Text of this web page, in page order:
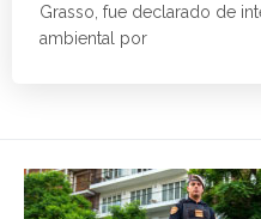
Grasso, fue declarado de
ambiental por